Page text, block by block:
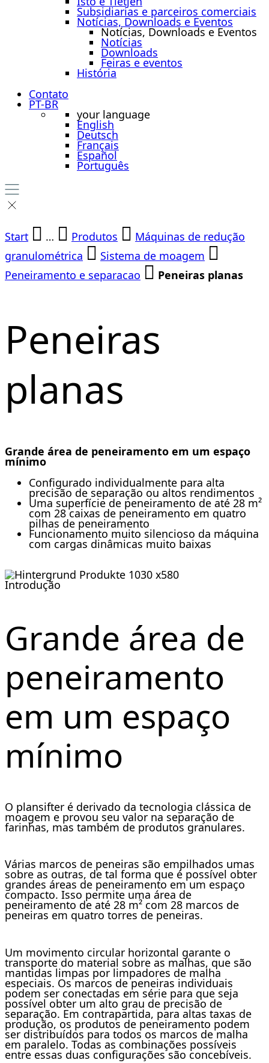
Subsidiarias e parceiros comerciais
Notícias, Downloads e Eventos
Notícias, Downloads e Eventos
Notícias
Downloads
Feiras e eventos
História
Contato
PT-BR
your language
English
Deutsch
Français
Español
Português
Start … Produtos
Máquinas de redução
granulométrica
Sistema de moagem
Peneiramento e separacao
Peneiras planas
Peneiras
planas
Grande área de peneiramento em um espaço
mínimo
Configurado individualmente para alta
precisão de separação ou altos rendimentos
Uma superfície de peneiramento de até 28 m²
com 28 caixas de peneiramento em quatro
pilhas de peneiramento
Funcionamento muito silencioso da máquina
com cargas dinâmicas muito baixas
Introdução
Grande área de
peneiramento
em um espaço
mínimo
O plansifter é derivado da tecnologia clássica de
moagem e provou seu valor na separação de
farinhas, mas também de produtos granulares.
Várias marcos de peneiras são empilhados umas
sobre as outras, de tal forma que é possível obter
grandes áreas de peneiramento em um espaço
compacto. Isso permite uma área de
peneiramento de até 28 m² com 28 marcos de
peneiras em quatro torres de peneiras.
Um movimento circular horizontal garante o
transporte do material sobre as malhas, que são
mantidas limpas por limpadores de malha
especiais. Os marcos de peneiras individuais
podem ser conectadas em série para que seja
possível obter um alto grau de precisão de
separação. Em contrapartida, para altas taxas de
produção, os produtos de peneiramento podem
ser distribuídos para todos os marcos de malha
em paralelo. Todas as combinações possíveis
entre essas duas configurações são concebíveis.